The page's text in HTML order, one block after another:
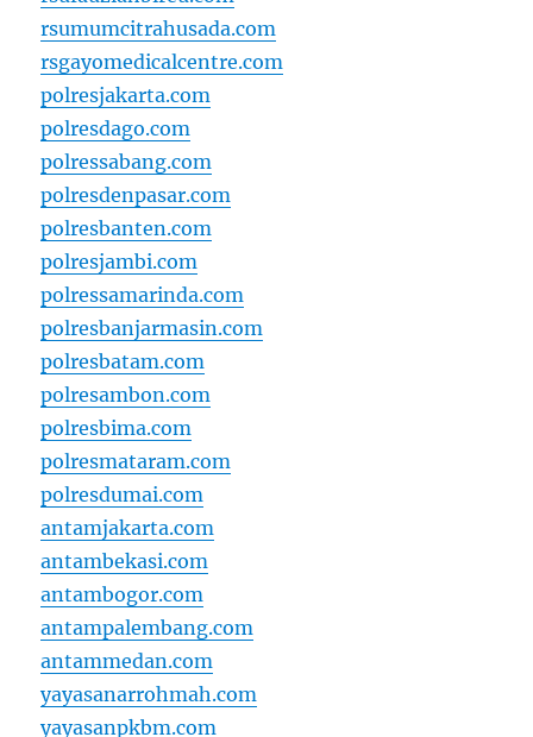
rsumumcitrahusada.com
rsgayomedicalcentre.com
polresjakarta.com
polresdago.com
polressabang.com
polresdenpasar.com
polresbanten.com
polresjambi.com
polressamarinda.com
polresbanjarmasin.com
polresbatam.com
polresambon.com
polresbima.com
polresmataram.com
polresdumai.com
antamjakarta.com
antambekasi.com
antambogor.com
antampalembang.com
antammedan.com
yayasanarrohmah.com
yayasanpkbm.com